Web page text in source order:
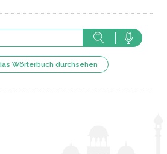
Wörterbuch durchsehen